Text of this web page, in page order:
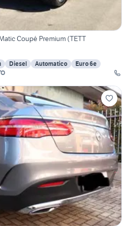
Coupé Premium (TETT
Diesel Automatico
Euro 6e